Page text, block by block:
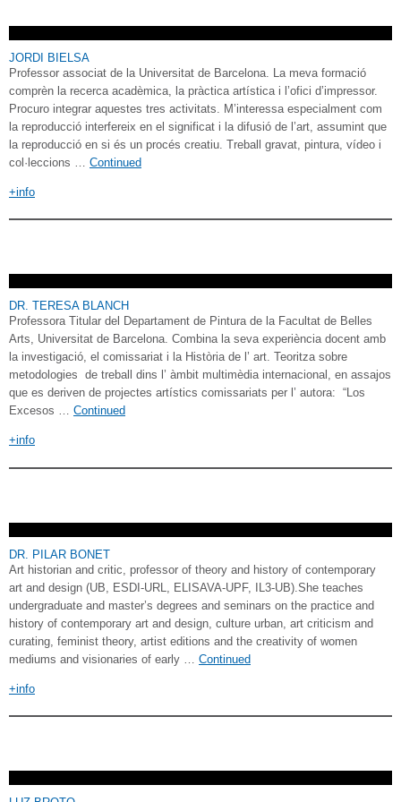
JORDI BIELSA
Professor associat de la Universitat de Barcelona. La meva formació
comprèn la recerca acadèmica, la pràctica artística i l’ofici d’impressor.
Procuro integrar aquestes tres activitats. M’interessa especialment com
la reproducció interfereix en el significat i la difusió de l’art, assumint que
la reproducció en si és un procés creatiu. Treball gravat, pintura, vídeo i
col·leccions … Continued
+info
DR. TERESA BLANCH
Professora Titular del Departament de Pintura de la Facultat de Belles
Arts, Universitat de Barcelona. Combina la seva experiència docent amb
la investigació, el comissariat i la Història de l’ art. Teoritza sobre
metodologies de treball dins l’ àmbit multimèdia internacional, en assajos
que es deriven de projectes artístics comissariats per l’ autora: “Los
Excesos … Continued
+info
DR. PILAR BONET
Art historian and critic, professor of theory and history of contemporary
art and design (UB, ESDI-URL, ELISAVA-UPF, IL3-UB).She teaches
undergraduate and master’s degrees and seminars on the practice and
history of contemporary art and design, culture urban, art criticism and
curating, feminist theory, artist editions and the creativity of women
mediums and visionaries of early … Continued
+info